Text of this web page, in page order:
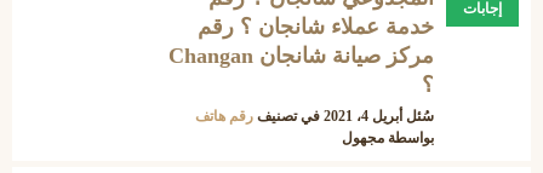
إجابات
خدمة عملاء شانجان ؟ رقم
مركز صيانة شانجان Changan
؟
سُئل أبريل 4، 2021 في تصنيف رقم هاتف
بواسطة مجهول